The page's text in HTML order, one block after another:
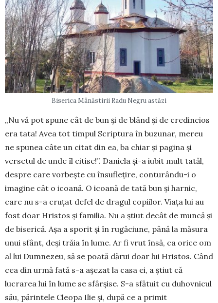
Biserica Mânăstirii Radu Negru astăzi
„Nu vă pot spune cât de bun și de blând și de credincios
era tata! Avea tot timpul Scriptura în buzunar, mereu
ne spunea câte un citat din ea, ba chiar și pagina și
versetul de unde îl citise!”. Da­niela și-a iubit mult tatăl,
despre care vorbește cu însuflețire, conturându-i o
imagine cât o icoană. O icoană de tată bun și harnic,
care nu s-a cruțat defel de dragul copiilor. Viața lui au
fost doar Hristos și familia. Nu a știut decât de muncă și
de biserică. Așa a sporit și în rugăciune, până la măsura
unui sfânt, deși trăia în lume. Ar fi vrut însă, ca orice om
al lui Dumnezeu, să se poată dărui doar lui Hristos. Când
cea din urmă fată s-a așezat la casa ei, a știut că
lucrarea lui în lume se sfârșise. S-a sfătuit cu duhovnicul
său, părintele Cleopa Ilie și, după ce a primit